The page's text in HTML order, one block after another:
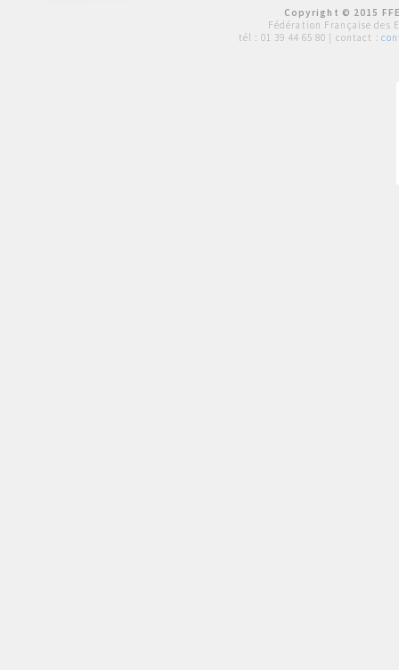
Copyright © 2015
Fédération Française des
tél : 01 39 44 65 80 | contact :